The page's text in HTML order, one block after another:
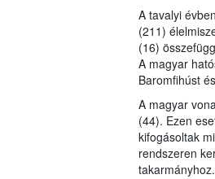
A tavalyi
(211)
(16)
A magyar
Baromfihúst
A magyar
(44). Ezen
kifogásoltak
rendszeren
takarmányhoz.